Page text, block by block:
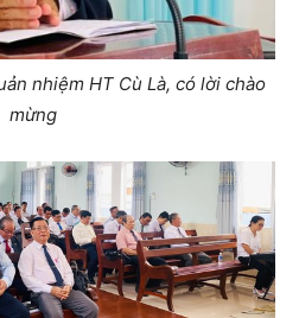
nhiệm HT Cù Là, có lời chào
mừng